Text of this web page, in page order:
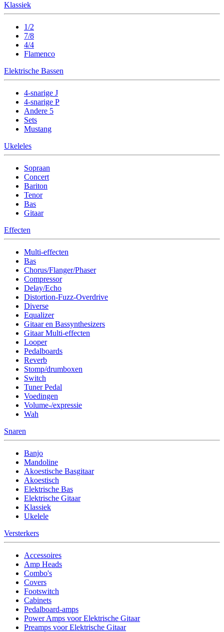
Klassiek
1/2
7/8
4/4
Flamenco
Elektrische Bassen
4-snarige J
4-snarige P
Andere 5
Sets
Mustang
Ukeleles
Sopraan
Concert
Bariton
Tenor
Bas
Gitaar
Effecten
Multi-effecten
Bas
Chorus/Flanger/Phaser
Compressor
Delay/Echo
Distortion-Fuzz-Overdrive
Diverse
Equalizer
Gitaar en Bassynthesizers
Gitaar Multi-effecten
Looper
Pedalboards
Reverb
Stomp/drumboxen
Switch
Tuner Pedal
Voedingen
Volume-/expressie
Wah
Snaren
Banjo
Mandoline
Akoestische Basgitaar
Akoestisch
Elektrische Bas
Elektrische Gitaar
Klassiek
Ukelele
Versterkers
Accessoires
Amp Heads
Combo's
Covers
Footswitch
Cabinets
Pedalboard-amps
Power Amps voor Elektrische Gitaar
Preamps voor Elektrische Gitaar